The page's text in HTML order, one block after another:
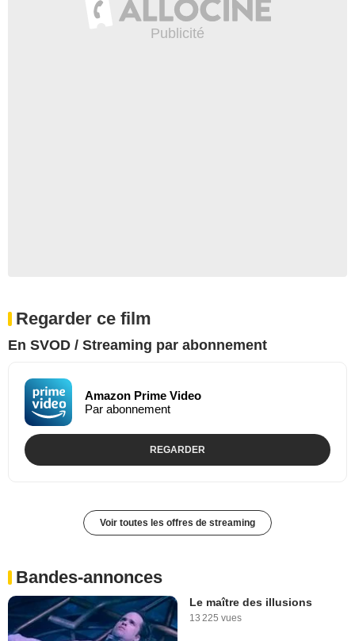
Regarder ce film
En SVOD / Streaming par abonnement
Amazon Prime Video
Par abonnement
REGARDER
Voir toutes les offres de streaming
Bandes-annonces
Le maître des illusions
13 225 vues